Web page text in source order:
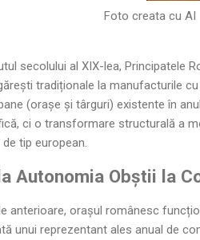
Foto creata cu AI
secolului al XIX-lea, Principatele
tradiționale la manufacturile
(orașe și târguri) existente în
ci o transformare structurală a
tip european.
Autonomia Obștii la
anterioare, orașul românesc
unui reprezentant ales anual de